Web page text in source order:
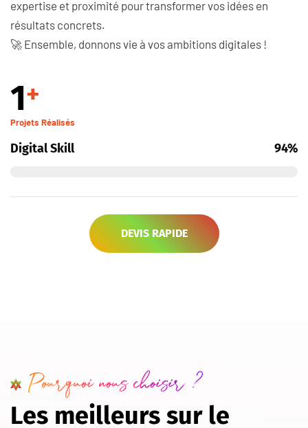
expertise et proximité pour transformer vos idées en
résultats concrets.
🚀 Ensemble, donnons vie à vos ambitions digitales !
1+
Projets Réalisés
Digital Skill 94%
DEVIS RAPIDE
Pourquoi nous choisir ?
Les meilleurs sur le